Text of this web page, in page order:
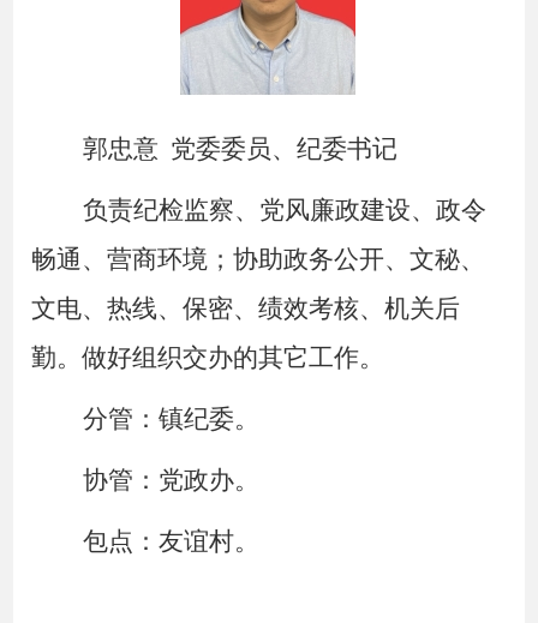
郭忠意 党委委员、纪委书记
负责纪检监察、党风廉政建设、政令
畅通、营商环境；协助政务公开、文秘、
文电、热线、保密、绩效考核、机关后
勤。做好组织交办的其它工作。
分管：镇纪委。
协管：党政办。
包点：友谊村。